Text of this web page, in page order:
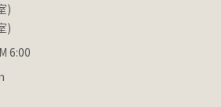
)
)
6:00